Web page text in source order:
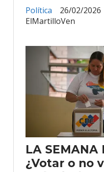
ElMartilloVen
Política 26/02/2026
LA SEMANA
¿Votar o no